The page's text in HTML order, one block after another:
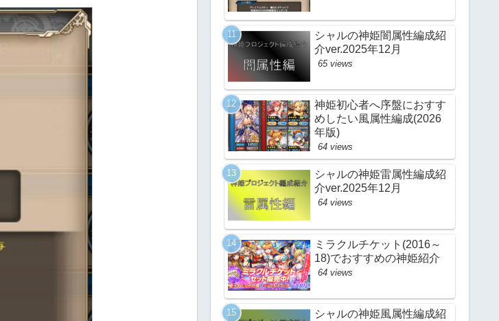
シャルの神姫闇属性編成紹
介ver.2025年12月
65 views
神姫初心者へ序盤におすす
めしたい風属性編成(2026
年版)
64 views
シャルの神姫雷属性編成紹
介ver.2025年12月
64 views
ミラクルチケット(2016～
18)でおすすめの神姫紹介
64 views
シャルの神姫風属性編成紹